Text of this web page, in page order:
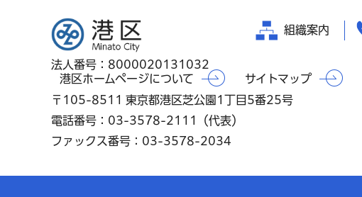
港区
法人番号：8000020131032
組織案内
港区ホームページについて サイトマップ
〒105-8511 東京都港区芝公園1丁目5番25号
電話番号：03-3578-2111（代表）
ファックス番号：03-3578-2034